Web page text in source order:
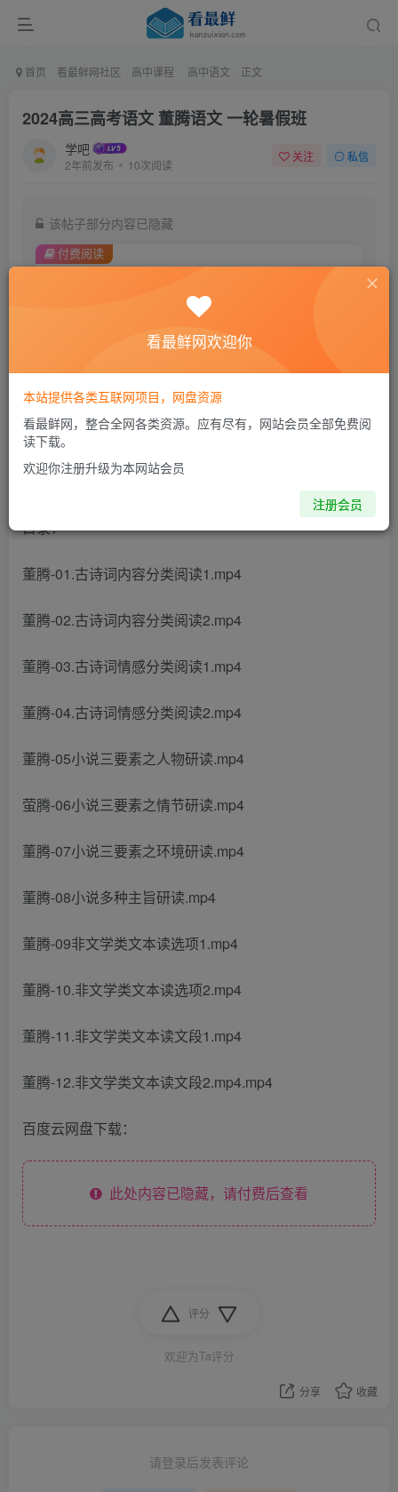
首页 看最鲜网社区 高中课程 高中语文 正文
2024高三高考语文 董腾语文 一轮暑假班
学吧
2年前发布 10次阅读
关注 私信
该帖子部分内容已隐藏
付费阅读
9.9
此内容为付费阅读，请付费后查看
2024高三高考语文 董腾语文 一轮暑假班 更新中
目录：
董腾-01.古诗词内容分类阅读1.mp4
董腾-02.古诗词内容分类阅读2.mp4
董腾-03.古诗词情感分类阅读1.mp4
董腾-04.古诗词情感分类阅读2.mp4
董腾-05小说三要素之人物研读.mp4
萤腾-06小说三要素之情节研读.mp4
董腾-07小说三要素之环境研读.mp4
董腾-08小说多种主旨研读.mp4
董腾-09非文学类文本读选项1.mp4
董腾-10.非文学类文本读选项2.mp4
董腾-11.非文学类文本读文段1.mp4
董腾-12.非文学类文本读文段2.mp4.mp4
百度云网盘下载：
此处内容已隐藏，请付费后查看
评分
欢迎为Ta评分
分享 收藏
请登录后发表评论
看最鲜网欢迎你
本站提供各类互联网项目，网盘资源
看最鲜网，整合全网各类资源。应有尽有，网站会员全部免费阅
读下载。
欢迎你注册升级为本网站会员
注册会员